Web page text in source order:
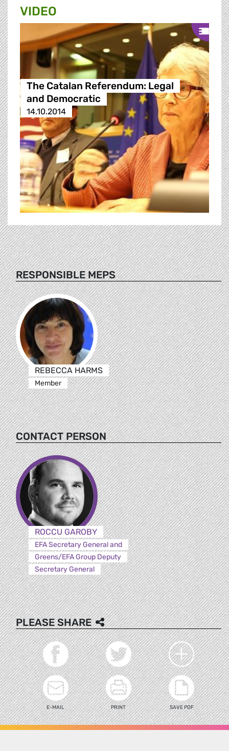
VIDEO
The Catalan Referendum: Legal
and Democratic
14.10.2014
RESPONSIBLE MEPS
REBECCA HARMS
Member
CONTACT PERSON
ROCCU GAROBY
EFA Secretary General and
Greens/EFA Group Deputy
Secretary General
PLEASE SHARE
E-MAIL PRINT SAVE PDF